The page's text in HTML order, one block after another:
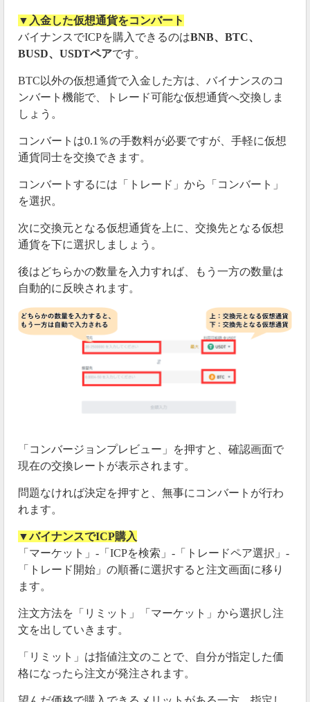
▼入金した仮想通貨をコンバート
バイナンスでICPを購入できるのはBNB、BTC、
BUSD、USDTペアです。
BTC以外の仮想通貨で入金した方は、バイナンスのコ
ンバート機能で、トレード可能な仮想通貨へ交換しま
しょう。
コンバートは0.1％の手数料が必要ですが、手軽に仮想
通貨同士を交換できます。
コンバートするには「トレード」から「コンバート」
を選択。
次に交換元となる仮想通貨を上に、交換先となる仮想
通貨を下に選択しましょう。
後はどちらかの数量を入力すれば、もう一方の数量は
自動的に反映されます。
「コンバージョンプレビュー」を押すと、確認画面で
現在の交換レートが表示されます。
問題なければ決定を押すと、無事にコンバートが行わ
れます。
▼バイナンスでICP購入
「マーケット」-「ICPを検索」-「トレードペア選択」-
「トレード開始」の順番に選択すると注文画面に移り
ます。
注文方法を「リミット」「マーケット」から選択し注
文を出していきます。
「リミット」は指値注文のことで、自分が指定した価
格になったら注文が発注されます。